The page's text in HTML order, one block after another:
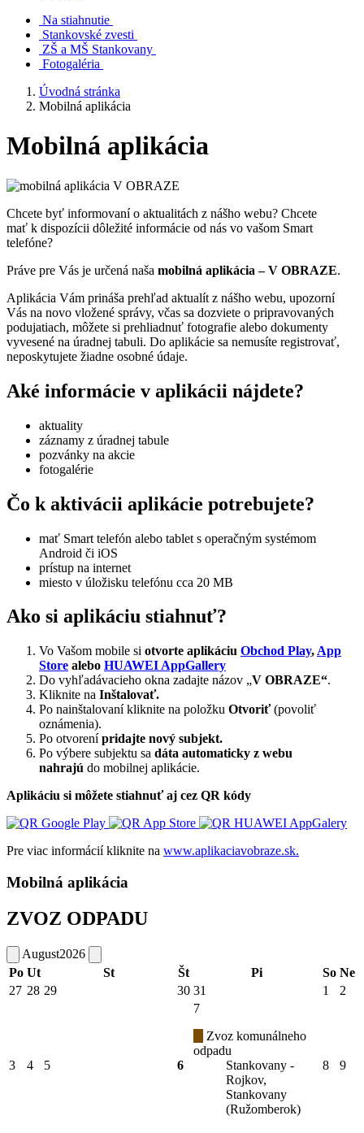
Na stiahnutie
Stankovské zvesti
ZŠ a MŠ Stankovany
Fotogaléria
Úvodná stránka
Mobilná aplikácia
Mobilná aplikácia
Chcete byť informovaní o aktualitách z nášho webu? Chcete
mať k dispozícii dôležité informácie od nás vo vašom Smart
telefóne?
Práve pre Vás je určená naša mobilná aplikácia – V OBRAZE.
Aplikácia Vám prináša prehľad aktualít z nášho webu, upozorní
Vás na novo vložené správy, včas sa dozviete o pripravovaných
podujatiach, môžete si prehliadnuť fotografie alebo dokumenty
vyvesené na úradnej tabuli. Do aplikácie sa nemusíte registrovať,
neposkytujete žiadne osobné údaje.
Aké informácie v aplikácii nájdete?
aktuality
záznamy z úradnej tabule
pozvánky na akcie
fotogalérie
Čo k aktivácii aplikácie potrebujete?
mať Smart telefón alebo tablet s operačným systémom
Android či iOS
prístup na internet
miesto v úložisku telefónu cca 20 MB
Ako si aplikáciu stiahnuť?
Vo Vašom mobile si otvorte aplikáciu Obchod Play, App
Store alebo HUAWEI AppGallery
Do vyhľadávacieho okna zadajte názov „V OBRAZE“.
Kliknite na Inštalovať.
Po nainštalovaní kliknite na položku Otvoriť(povoliť
oznámenia).
Po otvorenípridajte nový subjekt.
Po výbere subjektu sa dáta automaticky z webu
nahrajú do mobilnej aplikácie.
Aplikáciu si môžete stiahnuť aj cez QR kódy
Pre viac informácií kliknite na www.aplikaciavobraze.sk.
Mobilná aplikácia
ZVOZ ODPADU
August2026
Po Ut St Št Pi So Ne
27 28 29 30 31 1 2
3 4 5 6
7
Zvoz komunálneho
odpadu
Stankovany -
Rojkov,
Stankovany
(Ružomberok)
8 9